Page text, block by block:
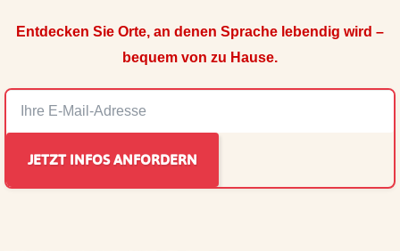
Entdecken Sie Orte, an denen Sprache lebendig wird –
bequem von zu Hause.